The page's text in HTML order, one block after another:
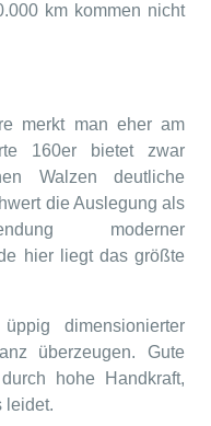
km kommen nicht
merkt man eher am
160er bietet zwar
Walzen deutliche
die Auslegung als
moderner
hier liegt das größte
dimensionierter
überzeugen. Gute
hohe Handkraft,
leidet.